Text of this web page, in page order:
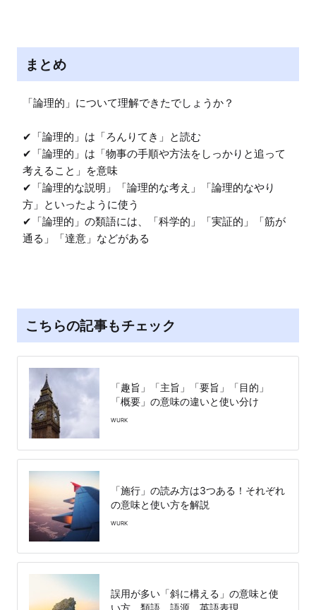
まとめ
「論理的」について理解できたでしょうか？
✔︎「論理的」は「ろんりてき」と読む
✔︎「論理的」は「物事の手順や方法をしっかりと追って
考えること」を意味
✔︎「論理的な説明」「論理的な考え」「論理的なやり
方」といったように使う
✔︎「論理的」の類語には、「科学的」「実証的」「筋が
通る」「達意」などがある
こちらの記事もチェック
「趣旨」「主旨」「要旨」「目的」
「概要」の意味の違いと使い分け
WURK
「施行」の読み方は3つある！それぞれ
の意味と使い方を解説
WURK
誤用が多い「斜に構える」の意味と使
い方、類語、語源、英語表現